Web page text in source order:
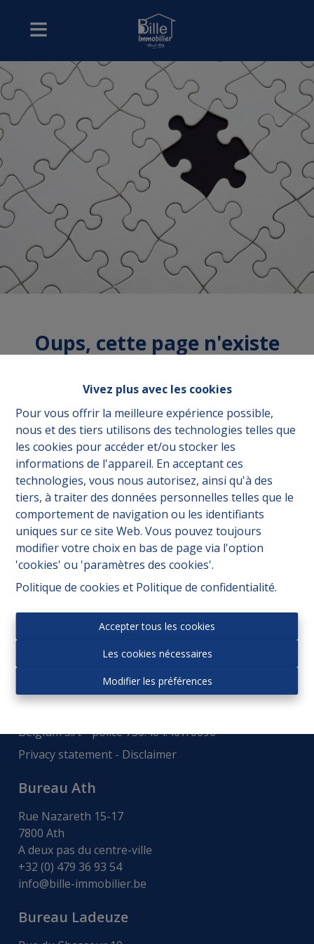
Vivez plus avec les cookies
Pour vous offrir la meilleure expérience possible,
nous et des tiers utilisons des technologies telles que
les cookies pour accéder et/ou stocker les
informations de l'appareil. En acceptant ces
technologies, vous nous autorisez, ainsi qu'à des
tiers, à traiter des données personnelles telles que le
comportement de navigation ou les identifiants
uniques sur ce site Web. Vous pouvez toujours
modifier votre choix en bas de page via l'option
'cookies' ou 'paramètres des cookies'.
Politique de cookies et Politique de confidentialité.
Accepter tous les cookies
Les cookies nécessaires
Modifier les préférences
Oups, cette page n'existe
À acheter À Louer
Autorité de surveillance:
du Luxembourg 16b - 1000 Bruxelles -
Code déontologie.
Belgium S.A. - police 730.404.407/0096
Privacy statement - Disclaimer
Bureau Ath
Rue Nazareth 15-17
7800 Ath
A deux pas du centre-ville
+32 (0) 479 36 93 54
info@bille-immobilier.be
Bureau Ladeuze